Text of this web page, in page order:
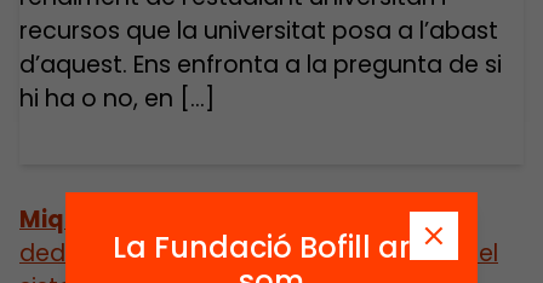
recursos que la universitat posa a l’abast
d’aquest. Ens enfronta a la pregunta de si
hi ha o no, en […]
Miquel Martínez , autor del capítol«La
dedicació dels estudiants i l’eficiència del
La Fundació Bofill ara